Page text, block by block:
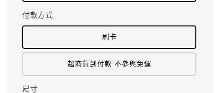
付款方式
刷卡
超商貨到付款 不參與免運
尺寸